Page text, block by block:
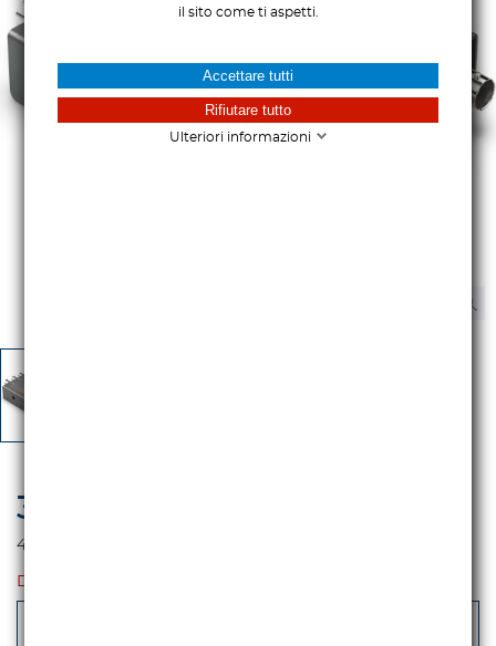
335,00 €
408,70 €
DISPONIBILITA': 5gg
il sito come ti aspetti.
Ulteriori informazioni
Accettare tutti
Rifiutare tutto